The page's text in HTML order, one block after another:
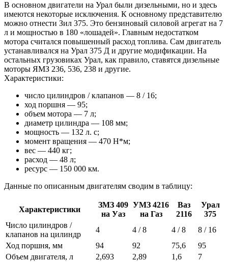
В основном двигатели на Урал были дизельными, но и здесь
имеются некоторые исключения. К основному представителю
можно отнести Зил 375. Это бензиновый силовой агрегат на 7
л и мощностью в 180 «лошадей». Главным недостатком
мотора считался повышенный расход топлива. Сам двигатель
устанавливался на Урал 375 Д и другие модификации. На
остальных грузовиках Урал, как правило, ставятся дизельные
моторы ЯМЗ 236, 536, 238 и другие.
Характеристики:
число цилиндров / клапанов — 8 / 16;
ход поршня — 95;
объем мотора — 7 л;
диаметр цилиндра — 108 мм;
мощность — 132 л. с;
момент вращения — 470 Н*м;
вес — 440 кг;
расход — 48 л;
ресурс — 150 000 км.
Данные по описанным двигателям сводим в таблицу:
Характеристики
ЗМЗ 409
на Уаз
УМЗ 4216
на Газ
Ваз
2116
Урал
375
Число цилиндров /
клапанов на цилиндр
4 4 / 8 4 / 8
8 / 16
Ход поршня, мм
94 92 75,6
95
Объем двигателя, л
2,693 2,89 1,6
7